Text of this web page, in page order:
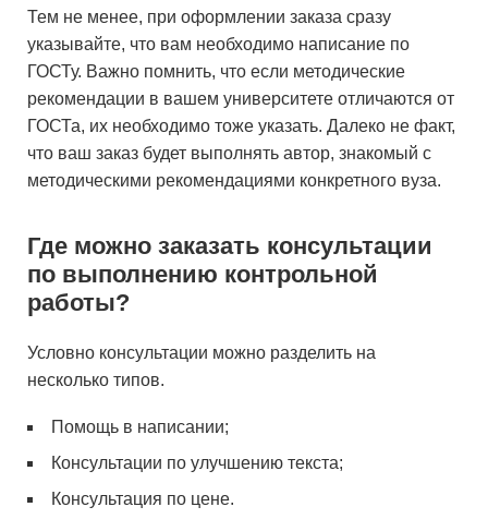
Тем не менее, при оформлении заказа сразу
указывайте, что вам необходимо написание по
ГОСТу. Важно помнить, что если методические
рекомендации в вашем университете отличаются от
ГОСТа, их необходимо тоже указать. Далеко не факт,
что ваш заказ будет выполнять автор, знакомый с
методическими рекомендациями конкретного вуза.
Где можно заказать консультации
по выполнению контрольной
работы?
Условно консультации можно разделить на
несколько типов.
Помощь в написании;
Консультации по улучшению текста;
Консультация по цене.